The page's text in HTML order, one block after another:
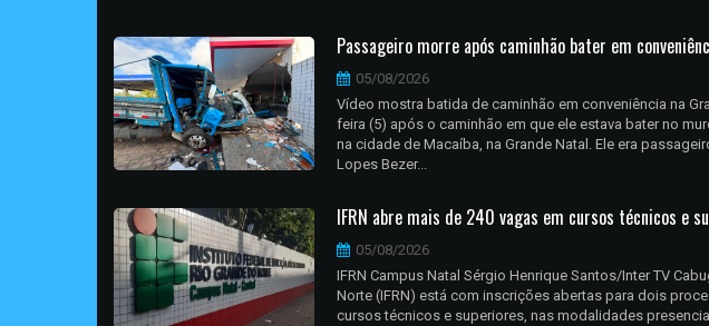
Passageiro morre após caminhão bater em
05/08/2026
Vídeo mostra batida de caminhão em conveniência na
feira (5) após o caminhão em que ele estava bater no
na cidade de Macaíba, na Grande Natal. Ele era
Lopes Bezer...
IFRN abre mais de 240 vagas em cursos técnicos e
05/08/2026
IFRN Campus Natal Sérgio Henrique Santos/Inter TV
Norte (IFRN) está com inscrições abertas para dois
cursos técnicos e superiores, nas modalidades